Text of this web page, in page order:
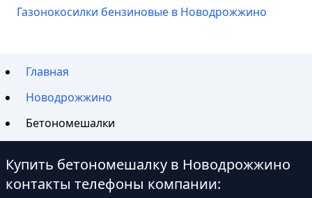
Газонокосилки бензиновые в Новодрожжино
Главная
Новодрожжино
Бетономешалки
Купить бетономешалку в Новодрожжино
контакты телефоны компании: